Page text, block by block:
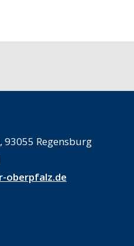
Regensburg
oberpfalz.de